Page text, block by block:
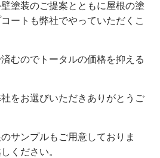
壁塗装のご提案とともに屋根の塗
ートも弊社でやっていただくこ
むのでトータルの価格を抑える
をお選びいただきありがとうご
サンプルもご用意しておりま
ください。